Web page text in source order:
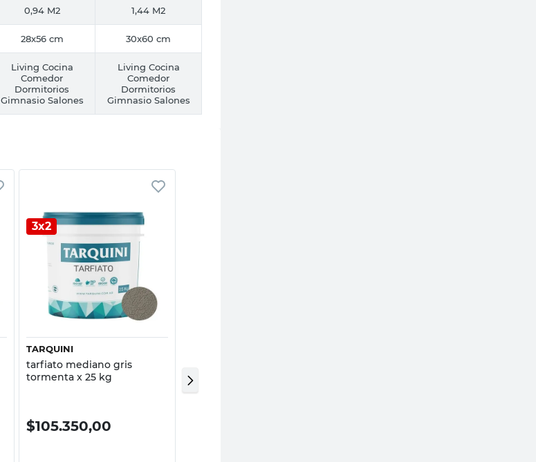
0,94 M2 1,44 M2
28x56 cm 30x60 cm
Living Cocina
Comedor
Dormitorios
Gimnasio Salones
Living Cocina
Comedor
Dormitorios
Gimnasio Salones
Vista rápida
3x2
TARQUINI
tarfiato mediano gris
tormenta x 25 kg
$105.350,00
6Mm 1.20X2.40M